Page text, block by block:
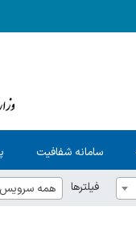
سامانه شفافیت
فیلترها همه